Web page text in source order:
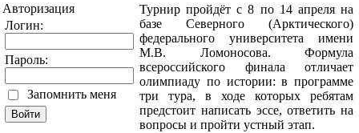
Авторизация
Логин:
Пароль:
Запомнить меня
Турнир пройдёт с 8 по 14 апреля на
базе Северного (Арктического)
федерального университета имени
М.В. Ломоносова. Формула
всероссийского финала отличает
олимпиаду по истории: в программе
три тура, в ходе которых ребятам
предстоит написать эссе, ответить на
вопросы и пройти устный этап.